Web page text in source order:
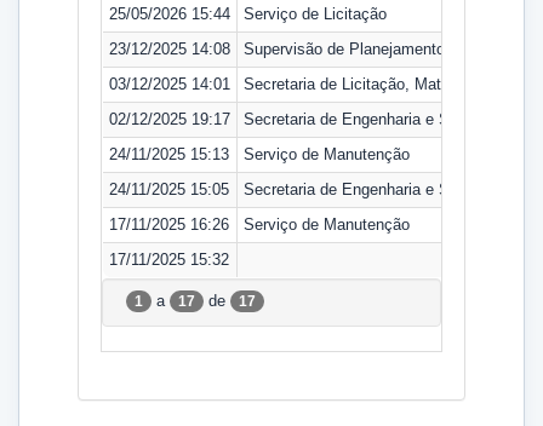
25/05/2026 15:44
Serviço de Licitação
23/12/2025 14:08
Supervisão de Planejamento da
03/12/2025 14:01
Secretaria de Licitação, Material e
02/12/2025 19:17
Secretaria de Engenharia e Serviços de
24/11/2025 15:13
Serviço de Manutenção
24/11/2025 15:05
Secretaria de Engenharia e Serviços de
17/11/2025 16:26
Serviço de Manutenção
17/11/2025 15:32
1 a 17 de 17